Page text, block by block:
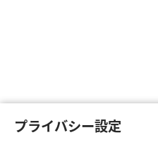
プライバシー設定